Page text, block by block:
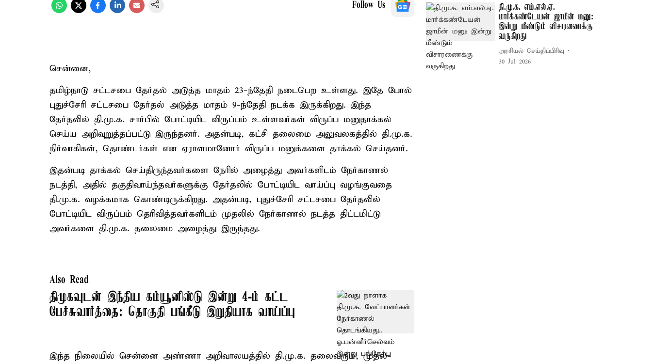
Follow Us
சென்னை,
தமிழ்நாடு சட்டசபை தேர்தல் அடுத்த மாதம் 23-ந்தேதி நடைபெற உள்ளது. இதே போல்
புதுச்சேரி சட்டசபை தேர்தல் அடுத்த மாதம் 9-ந்தேதி நடக்க இருக்கிறது. இந்த
தேர்தலில் தி.மு.க. சார்பில் போட்டியிட விருப்பம் உள்ளவர்கள் விருப்ப மனுதாக்கல்
செய்ய அறிவுறுத்தப்பட்டு இருந்தனர். அதன்படி, கட்சி தலைமை அலுவலகத்தில் தி.மு.க.
நிர்வாகிகள், தொண்டர்கள் என ஏராளமானோர் விருப்ப மனுக்களை தாக்கல் செய்தனர்.
இதன்படி தாக்கல் செய்திருந்தவர்களை நேரில் அழைத்து அவர்களிடம் நேர்காணல்
நடத்தி, அதில் தகுதிவாய்ந்தவர்களுக்கு தேர்தலில் போட்டியிட வாய்ப்பு வழங்குவதை
தி.மு.க. வழக்கமாக கொண்டிருக்கிறது. அதன்படி, புதுச்சேரி சட்டசபை தேர்தலில்
போட்டியிட விருப்பம் தெரிவித்தவர்களிடம் முதலில் நேர்காணல் நடத்த திட்டமிட்டு
அவர்களை தி.மு.க. தலைமை அழைத்து இருந்தது.
Also Read
திமுகவுடன் இந்திய கம்யூனிஸ்டு இன்று 4-ம் கட்ட
பேச்சுவார்த்தை: தொகுதி பங்கீடு இறுதியாக வாய்ப்பு
இந்த நிலையில் சென்னை அண்ணா அறிவாலயத்தில் தி.மு.க. தலைவரும், முதல்-
தி.மு.க. எம்.எல்.ஏ.
மார்க்கண்டேயன் ஜாமீன் மனு:
இன்று மீண்டும் விசாரணைக்கு
வருகிறது
அரசியல் செய்திப்பிரிவு
30 Jul 2026